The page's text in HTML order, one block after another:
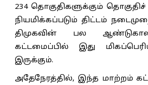
234 தொகுதிகளுக்கும்
நியமிக்கப்படும் திட்டம்
திமுகவின் பல
கட்டமைப்பில் இது
இருக்கும்.
அதேநேரத்தில், இந்த மாற்றம்